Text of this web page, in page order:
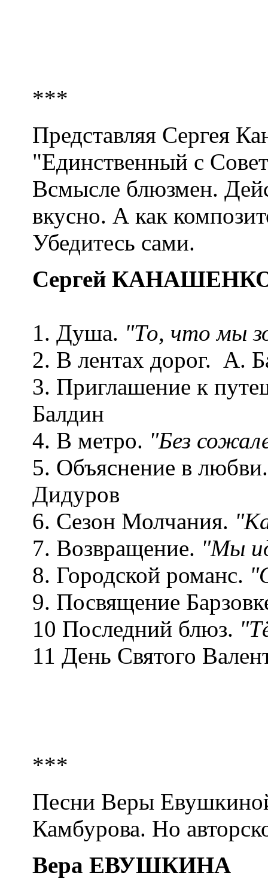
***
Представляя Сергея
"Единственный с
Всмысле блюзмен.
вкусно. А как
Убедитесь сами.
Сергей
1. Душа. "То, что мы
2. В лентах дорог. А.
3. Приглашение к
Балдин
4. В метро. "Без
5. Объяснение в
Дидуров
6. Сезон Молчания.
7. Возвращение. "Мы
8. Городской романс.
9. Посвящение
10 Последний блюз.
11 День Святого
***
Песни Веры
Камбурова. Но
Вера ЕВУШКИНА